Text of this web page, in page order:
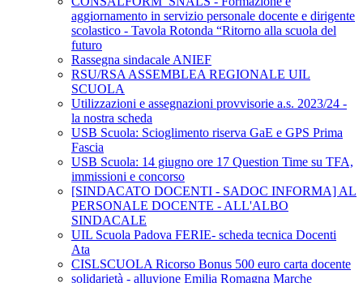
aggiornamento in servizio personale docente e dirigente
scolastico - Tavola Rotonda “Ritorno alla scuola del
futuro
Rassegna sindacale ANIEF
RSU/RSA ASSEMBLEA REGIONALE UIL
SCUOLA
Utilizzazioni e assegnazioni provvisorie a.s. 2023/24 -
la nostra scheda
USB Scuola: Scioglimento riserva GaE e GPS Prima
Fascia
USB Scuola: 14 giugno ore 17 Question Time su TFA,
immissioni e concorso
[SINDACATO DOCENTI - SADOC INFORMA] AL
PERSONALE DOCENTE - ALL'ALBO
SINDACALE
UIL Scuola Padova FERIE- scheda tecnica Docenti
Ata
CISLSCUOLA Ricorso Bonus 500 euro carta docente
solidarietà - alluvione Emilia Romagna Marche